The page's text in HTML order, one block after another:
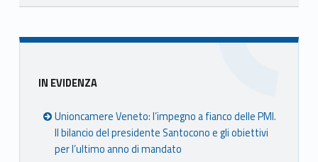
Skip back to main navigation
Sidebar
IN EVIDENZA
Unioncamere Veneto: l’impegno a fianco delle PMI.
Il bilancio del presidente Santocono e gli obiettivi
per l’ultimo anno di mandato